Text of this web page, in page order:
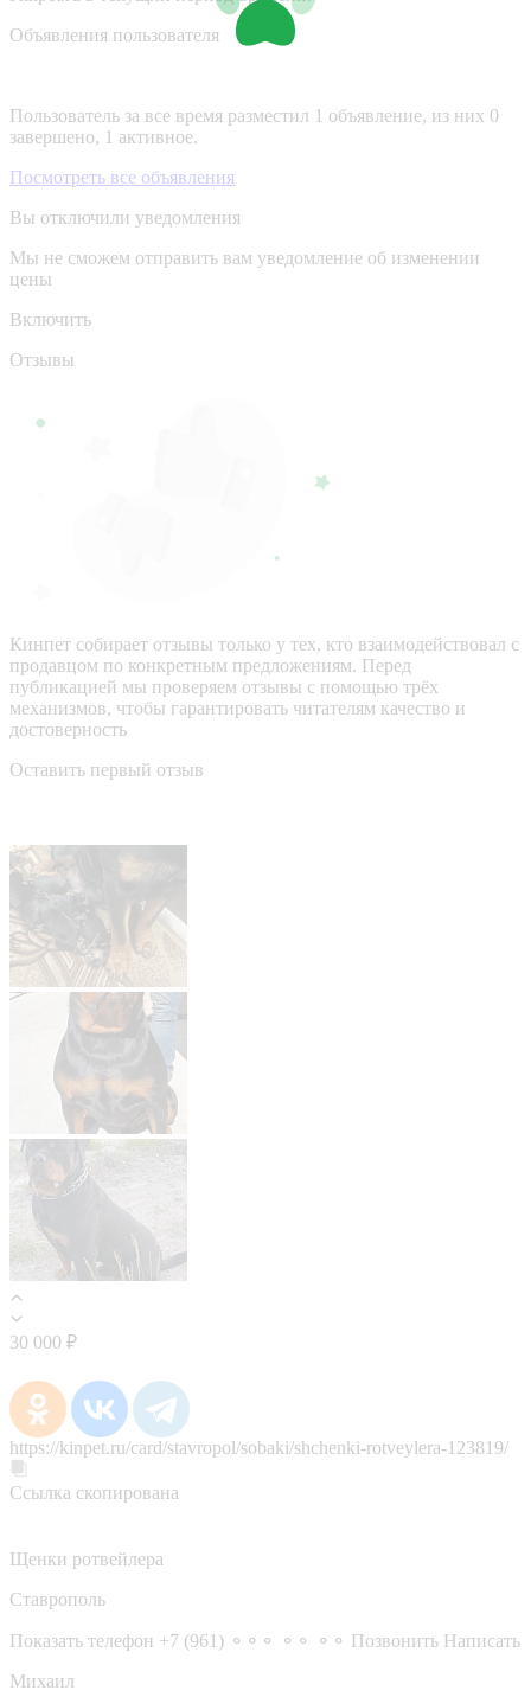
Объявления пользователя
Пользователь за все время разместил 1 объявление, из них 0
завершено, 1 активное.
Посмотреть все объявления
Вы отключили уведомления
Мы не сможем отправить вам уведомление об изменении
цены
Включить
Отзывы
Кинпет собирает отзывы только у тех, кто взаимодействовал с
продавцом по конкретным предложениям. Перед
публикацией мы проверяем отзывы с помощью трёх
механизмов, чтобы гарантировать читателям качество и
достоверность
Оставить первый отзыв
30 000 ₽
https://kinpet.ru/card/stavropol/sobaki/shchenki-rotveylera-123819/
Ссылка скопирована
Щенки ротвейлера
Ставрополь
Показать телефон +7 (961) ⚬⚬⚬ ⚬⚬ ⚬⚬ Позвонить Написать
Михаил